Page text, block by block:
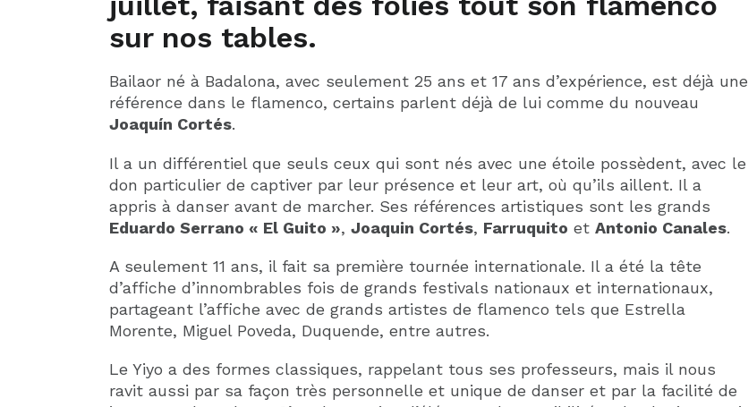
sur nos tables.
Bailaor né à Badalona, ​​avec seulement 25 ans et 17 ans d’expérience, est déjà une
référence dans le flamenco, certains parlent déjà de lui comme du nouveau
Joaquín Cortés.
Il a un différentiel que seuls ceux qui sont nés avec une étoile possèdent, avec le
don particulier de captiver par leur présence et leur art, où qu’ils aillent. Il a
appris à danser avant de marcher. Ses références artistiques sont les grands
Eduardo Serrano « El Guito », Joaquin Cortés, Farruquito et Antonio Canales.
A seulement 11 ans, il fait sa première tournée internationale. Il a été la tête
d’affiche d’innombrables fois de grands festivals nationaux et internationaux,
partageant l’affiche avec de grands artistes de flamenco tels que Estrella
Morente, Miguel Poveda, Duquende, entre autres.
Le Yiyo a des formes classiques, rappelant tous ses professeurs, mais il nous
ravit aussi par sa façon très personnelle et unique de danser et par la facilité de